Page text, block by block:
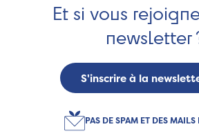
Et si vous
newsletter
S'inscrire à la
PAS DE SPAM ET DES